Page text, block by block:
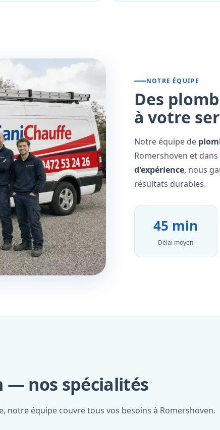
NOTRE ÉQUIPE
Des
à votre
Notre équipe de
Romershoven et
d'expérience, nous
résultats durables.
45 min
Délai moyen
— nos spécialités
notre équipe couvre tous vos besoins à Romershoven.